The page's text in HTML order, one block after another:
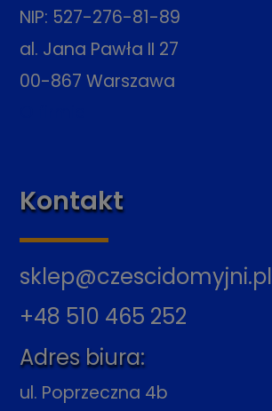
NIP: 527-276-81-89
al. Jana Pawła II 27
00-867 Warszawa
Kontakt
sklep@czescidomyjni.pl
+48 510 465 252
Adres biura:
ul. Poprzeczna 4b